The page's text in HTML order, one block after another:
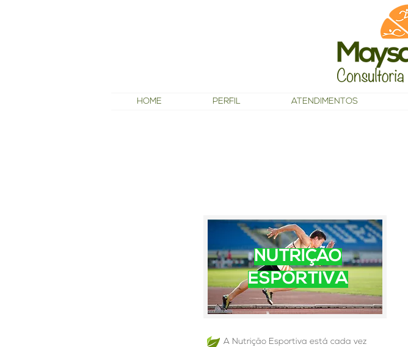
HOME PERFIL ATENDIMENTOS
NUTRIÇÃO
ESPORTIVA
A Nutrição Esportiva está cada vez